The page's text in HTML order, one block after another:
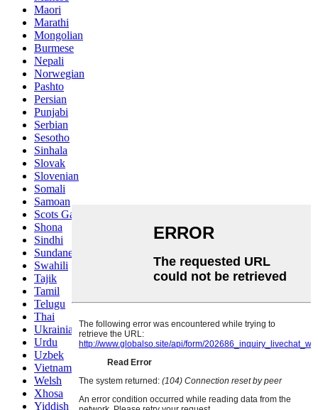
Maori
Marathi
Mongolian
Burmese
Nepali
Norwegian
Pashto
Persian
Punjabi
Serbian
Sesotho
Sinhala
Slovak
Slovenian
Somali
Samoan
Scots Gaelic
Shona
Sindhi
Sundanese
Swahili
Tajik
Tamil
Telugu
Thai
Ukrainian
Urdu
Uzbek
Vietnamese
Welsh
Xhosa
Yiddish